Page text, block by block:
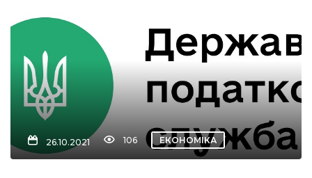
26.10.2021 106 ЕКОНОМІКА